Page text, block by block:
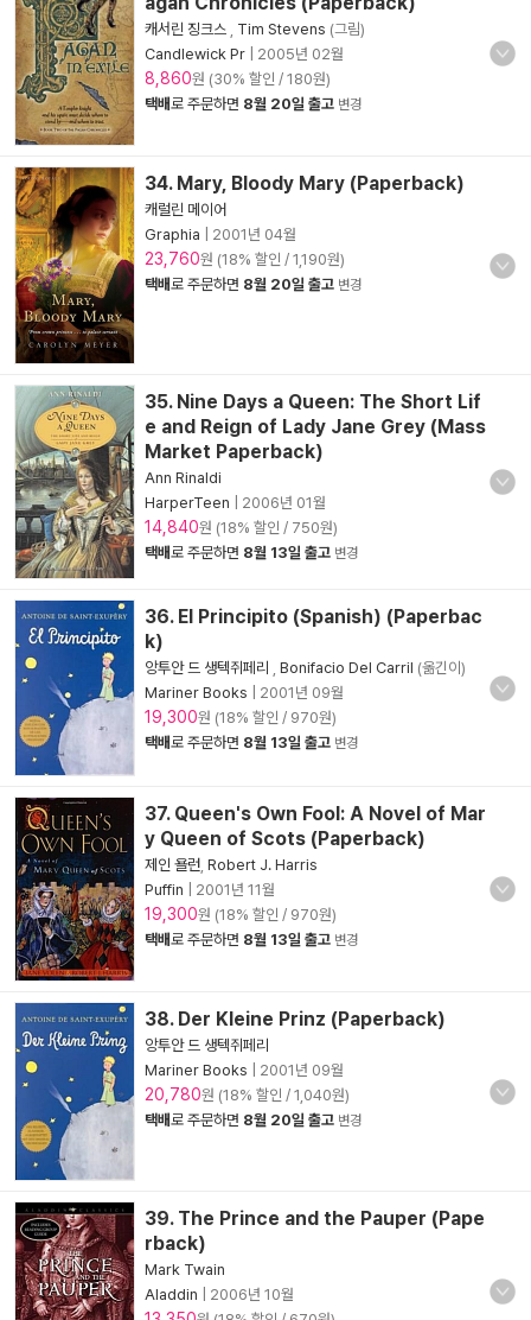
캐서린 징크스 Tim Stevens (그림)
Candlewick Pr
2005년 02월
8,860원 (30% 할인 / 180원)
택배로 주문하면 8월 20일 출고 변경
34. Mary, Bloody Mary (Paperback)
캐럴린 메이어
Graphia
2001년 04월
23,760원 (18% 할인 / 1,190원)
택배로 주문하면 8월 20일 출고 변경
35. Nine Days a Queen: The Short Lif
e and Reign of Lady Jane Grey (Mass
Market Paperback)
Ann Rinaldi
HarperTeen
2006년 01월
14,840원 (18% 할인 / 750원)
택배로 주문하면 8월 13일 출고 변경
36. El Principito (Spanish) (Paperbac
k)
앙투안 드 생텍쥐페리 Bonifacio Del Carril (옮긴이)
Mariner Books
2001년 09월
19,300원 (18% 할인 / 970원)
택배로 주문하면 8월 13일 출고 변경
37. Queen's Own Fool: A Novel of Mar
y Queen of Scots (Paperback)
제인 욜런 Robert J. Harris
Puffin
2001년 11월
19,300원 (18% 할인 / 970원)
택배로 주문하면 8월 13일 출고 변경
38. Der Kleine Prinz (Paperback)
앙투안 드 생텍쥐페리
Mariner Books
2001년 09월
20,780원 (18% 할인 / 1,040원)
택배로 주문하면 8월 20일 출고 변경
39. The Prince and the Pauper (Pape
rback)
Mark Twain
Aladdin
2006년 10월